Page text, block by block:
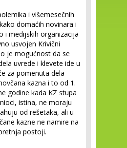
i višemesečnih
domaćih novinara i
i medijskih organizacija
usvojen Krivični
je mogućnost da se
uvrede i klevete ide u
za pomenuta dela
kazna i to od 1.
godine kada KZ stupa
istina, ne moraju
od rešetaka, ali u
kazne ne namire na
postoji.